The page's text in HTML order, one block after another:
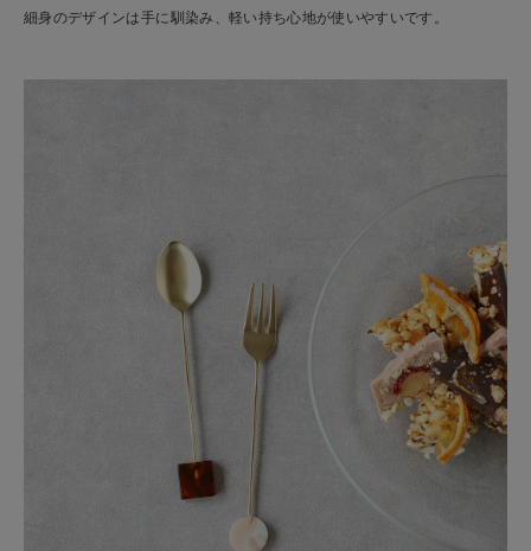
細身のデザインは手に馴染み、軽い持ち心地が使いやすいです。